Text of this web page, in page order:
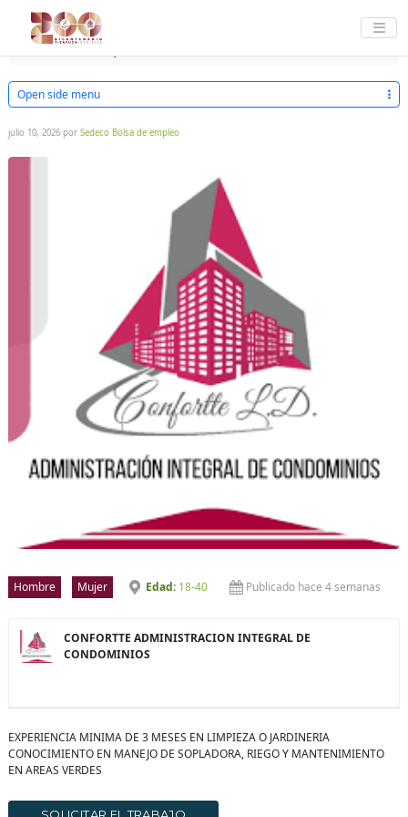
EMPLEOS
julio 10, 2026 por Sedeco Bolsa de empleo
Hombre Mujer 18-40 Publicado hace 4 semanas
CONFORTTE ADMINISTRACION INTEGRAL DE
CONDOMINIOS
EXPERIENCIA MINIMA DE 3 MESES EN LIMPIEZA O JARDINERIA
CONOCIMIENTO EN MANEJO DE SOPLADORA, RIEGO Y MANTENIMIENTO
EN AREAS VERDES
Open side menu